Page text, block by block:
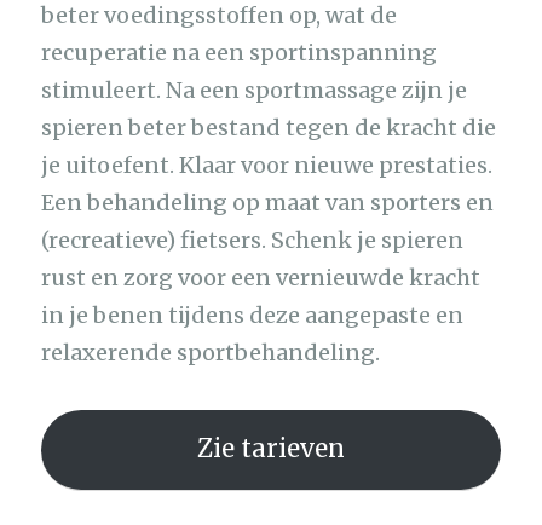
beter voedingsstoffen op, wat de
recuperatie na een sportinspanning
stimuleert. Na een sportmassage zijn je
spieren beter bestand tegen de kracht die
je uitoefent. Klaar voor nieuwe prestaties.
Een behandeling op maat van sporters en
(recreatieve) fietsers. Schenk je spieren
rust en zorg voor een vernieuwde kracht
in je benen tijdens deze aangepaste en
relaxerende sportbehandeling.
Zie tarieven